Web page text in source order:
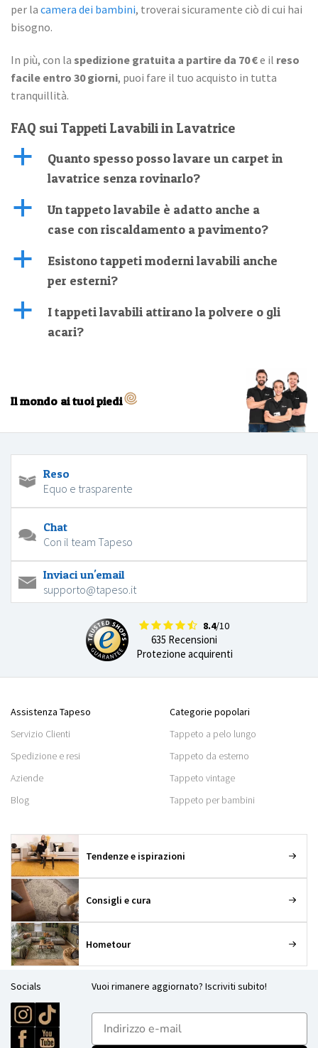
per la camera dei bambini, troverai sicuramente ciò di cui hai
bisogno.
In più, con la spedizione gratuita a partire da 70 €e il reso
facile entro 30 giorni, puoi fare il tuo acquisto in tutta
tranquillità.
FAQ sui Tappeti Lavabili in Lavatrice
a
Quanto spesso posso lavare un carpet in
lavatrice senza rovinarlo?
a
Un tappeto lavabile è adatto anche a
case con riscaldamento a pavimento?
a
Esistono tappeti moderni lavabili anche
per esterni?
a
I tappeti lavabili attirano la polvere o gli
acari?
Il mondo ai tuoi piedi
Reso
Equo e trasparente
Chat
Con il team Tapeso
Inviaci un'email
supporto@tapeso.it
8.4/10
635 Recensioni
Protezione acquirenti
Assistenza Tapeso
Servizio Clienti
Spedizione e resi
Aziende
Blog
Categorie popolari
Tappeto a pelo lungo
Tappeto da esterno
Tappeto vintage
Tappeto per bambini
Tendenze e ispirazioni
Consigli e cura
Hometour
Socials Vuoi rimanere aggiornato? Iscriviti subito!
E-mailadres